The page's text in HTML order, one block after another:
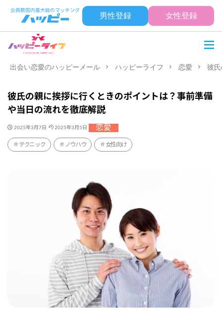
男性登録 女性登録
出会い恋愛のハッピーメール ハッピーライフ 恋愛 彼
彼氏の親に挨拶に行くときのポイントは？事前準備
や当日の流れを徹底解説
2025年3月7日 2025年3月5日 恋愛
テクニック ノウハウ 女性向け